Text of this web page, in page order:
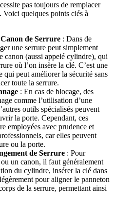
pas toujours de remplacer
Voici quelques points clés à
de Serrure : Dans de
une serrure peut simplement
canon (aussi appelé cylindre), qui
où l’on insère la clé. C’est une
qui peut améliorer la sécurité sans
toute la serrure.
: En cas de blocage, des
comme l’utilisation d’une
outils spécialisés peuvent
la porte. Cependant, ces
employées avec prudence et
car elles peuvent
ou la porte.
de Serrure : Pour
un canon, il faut généralement
du cylindre, insérer la clé dans
pour aligner le panneton
de la serrure, permettant ainsi